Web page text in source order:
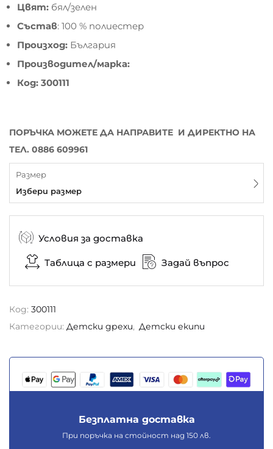
Цвят: бял/зелен
Състав: 100 % полиестер
Произход: България
Производител/марка:
Код: 300111
ПОРЪЧКА МОЖЕТЕ ДА НАПРАВИТЕ И ДИРЕКТНО НА
ТЕЛ. 0886 609961
Размер
Избери размер
Условия за доставка
Таблица с размери Задай въпрос
Код: 300111
Категории: Детски дрехи, Детски екипи
Безплатна доставка
При поръчка на стойност над 150 лв.